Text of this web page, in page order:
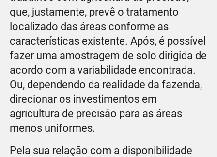
que, justamente, prevê o tratamento
localizado das áreas conforme as
características existente. Após, é possível
fazer uma amostragem de solo dirigida de
acordo com a variabilidade encontrada.
Ou, dependendo da realidade da fazenda,
direcionar os investimentos em
agricultura de precisão para as áreas
menos uniformes.
Pela sua relação com a disponibilidade